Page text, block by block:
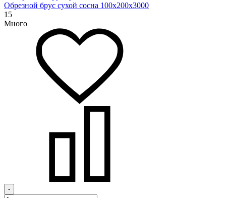
Обрезной брус сухой сосна 100х200х3000
15
Много
-